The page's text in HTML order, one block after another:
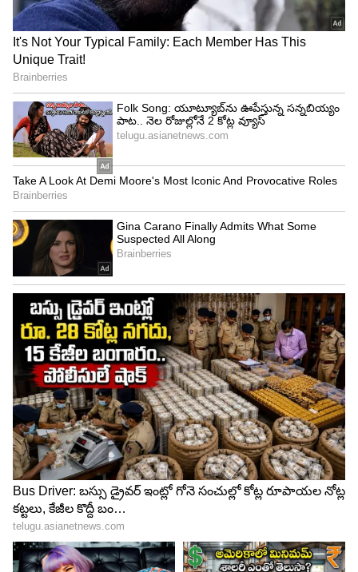
Related Articles
IPL 2026: తిలక్ వర్మ దెబ్బ.. పంజాబ్ అబ్బా.. ఒక్క
ఓవర్లో సీన్ మొత్తం మార్చేశాడుగా !
Virat Kohli: రిటైర్మెంట్ పై కోహ్లీ ఎమోషనల్ కామెంట్స్ !
3
4
Image Credit :ANI
గ్రౌండ్‌లో తిలక్ సునామీ.. అర్ష్‌దీప్ బౌలింగ్‌లోనే ఊచకోత
అవమానానికి పరాకాష్ట అనిపించేలా ఉన్న ఆ కామెంట్స్‌కు
తిలక్ వర్మ కేవలం 24 గంటల్లోనే బదులిచ్చాడు. పంజాబ్
నిర్దేశించిన 201 పరుగుల భారీ లక్ష్యాన్ని ఛేదించే క్రమంలో
తిలక్ శివతాండవం చేశాడు. కేవలం 33 బంతుల్లోనే 6 ఫోర్లు,
6 సిక్సర్లతో విరుచుకుపడి అజేయంగా 75 పరుగులు